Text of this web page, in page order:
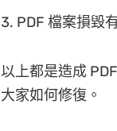
PDF 檔案損毀
以上都是造成
大家如何修復。